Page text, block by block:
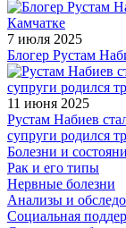
7 июля 2025
Блогер Рустам
11 июня 2025
Рустам Набиев
супруги родился
Болезни и
Рак и его типы
Нервные болезни
Анализы и
Социальная